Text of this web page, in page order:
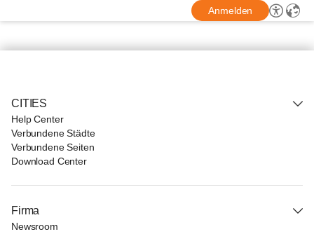
Anmelden
CITIES
Help Center
Verbundene Städte
Verbundene Seiten
Download Center
Firma
Newsroom